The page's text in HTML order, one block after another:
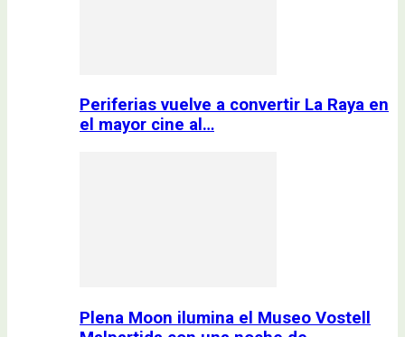
Periferias vuelve a convertir La Raya en
el mayor cine al…
Plena Moon ilumina el Museo Vostell